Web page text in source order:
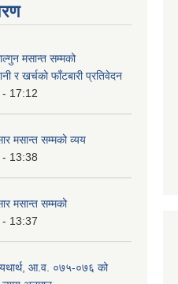
मसान्त सम्मको
र खर्चको फाँटबारी प्रतिवेदन
17:12
मसान्त सम्मको व्यय
13:38
मसान्त सम्मको
13:37
आ.व. ०७५-०७६ को